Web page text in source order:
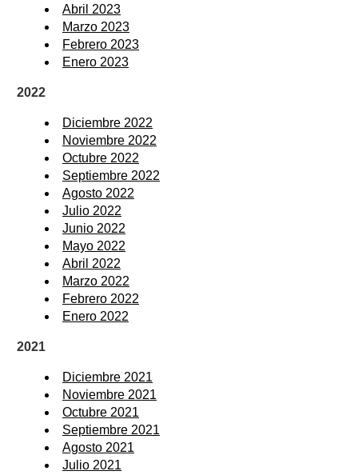
Abril 2023
Marzo 2023
Febrero 2023
Enero 2023
2022
Diciembre 2022
Noviembre 2022
Octubre 2022
Septiembre 2022
Agosto 2022
Julio 2022
Junio 2022
Mayo 2022
Abril 2022
Marzo 2022
Febrero 2022
Enero 2022
2021
Diciembre 2021
Noviembre 2021
Octubre 2021
Septiembre 2021
Agosto 2021
Julio 2021